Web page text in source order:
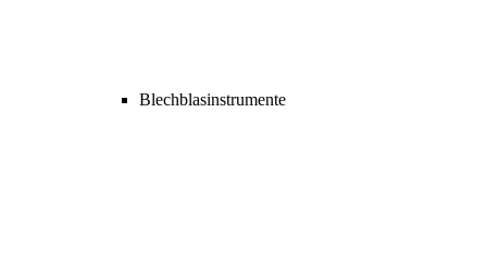
Blechblasinstrumente